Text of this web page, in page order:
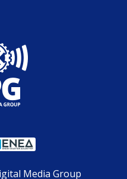
Media Group